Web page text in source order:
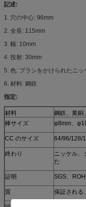
記述:
1. 穴の中心: 96mm
2. 全長: 115mm
3. 幅: 10mm
4. 投射: 30mm
5. 色: ブラシをかけられたニッ
6. 材料: 鋼鉄
指定:
材料
鋼鉄、黄銅
棒サイズ
φ8mm、
CC のサイズ 64/96/128/
終わり
ニッケル、
た
証明 SGS、
質 保証される